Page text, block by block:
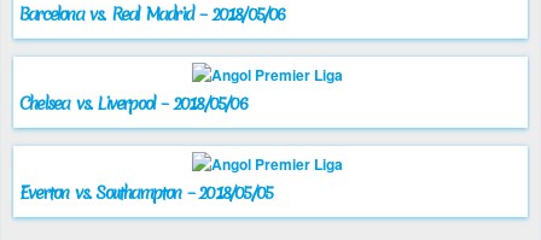
Barcelona vs. Real Madrid – 2018/05/06
Chelsea vs. Liverpool – 2018/05/06
Everton vs. Southampton – 2018/05/05